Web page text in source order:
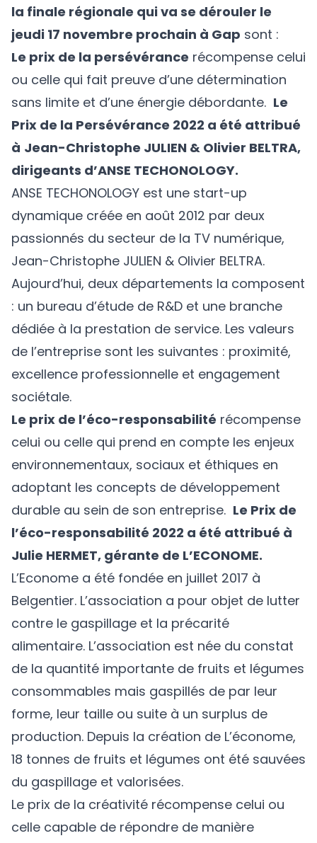
la finale régionale qui va se dérouler le
jeudi 17 novembre prochain à Gap sont :
Le prix de la persévérance récompense celui
ou celle qui fait preuve d’une détermination
sans limite et d’une énergie débordante. Le
Prix de la Persévérance 2022 a été attribué
à Jean-Christophe JULIEN & Olivier BELTRA,
dirigeants d’ANSE TECHONOLOGY.
ANSE TECHONOLOGY est une start-up
dynamique créée en août 2012 par deux
passionnés du secteur de la TV numérique,
Jean-Christophe JULIEN & Olivier BELTRA.
Aujourd’hui, deux départements la composent
: un bureau d’étude de R&D et une branche
dédiée à la prestation de service. Les valeurs
de l’entreprise sont les suivantes : proximité,
excellence professionnelle et engagement
sociétale.
Le prix de l’éco-responsabilité récompense
celui ou celle qui prend en compte les enjeux
environnementaux, sociaux et éthiques en
adoptant les concepts de développement
durable au sein de son entreprise. Le Prix de
l’éco-responsabilité 2022 a été attribué à
Julie HERMET, gérante de L’ECONOME.
L’Econome a été fondée en juillet 2017 à
Belgentier. L’association a pour objet de lutter
contre le gaspillage et la précarité
alimentaire. L’association est née du constat
de la quantité importante de fruits et légumes
consommables mais gaspillés de par leur
forme, leur taille ou suite à un surplus de
production. Depuis la création de L’économe,
18 tonnes de fruits et légumes ont été sauvées
du gaspillage et valorisées.
Le prix de la créativité récompense celui ou
celle capable de répondre de manière